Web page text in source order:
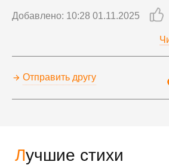
Лучшие стихи
Добавлено: 10:28 01.11.2025
Отправить другу